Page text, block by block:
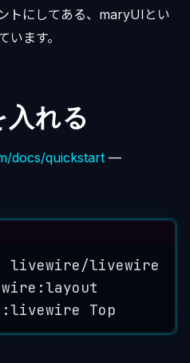
トにしてある、maryUIとい
います。
れる
docs/quickstart —
livewire/livewire
Top